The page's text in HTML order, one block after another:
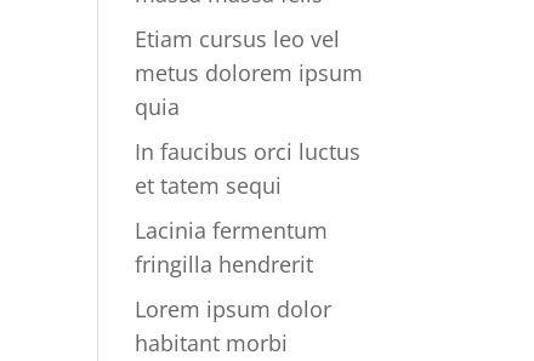
Etiam cursus leo vel
metus dolorem ipsum
quia
In faucibus orci luctus
et tatem sequi
Lacinia fermentum
fringilla hendrerit
Lorem ipsum dolor
habitant morbi